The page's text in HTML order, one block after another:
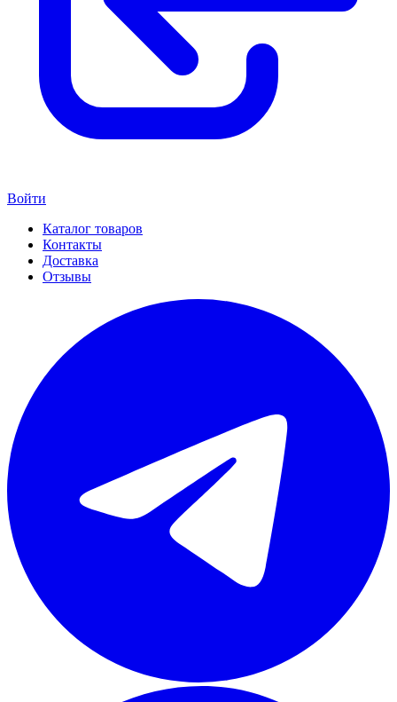
Войти
Каталог товаров
Контакты
Доставка
Отзывы